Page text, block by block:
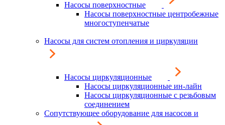
Насосы поверхностные
Насосы поверхностные центробежные
многоступенчатые
Насосы для систем отопления и циркуляции
Насосы циркуляционные
Насосы циркуляционные ин-лайн
Насосы циркуляционные с резьбовым
соединением
Сопутствующее оборудование для насосов и